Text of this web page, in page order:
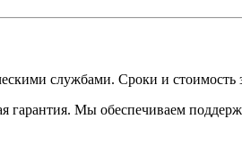
службами. Сроки и стоимость
гарантия. Мы обеспечиваем